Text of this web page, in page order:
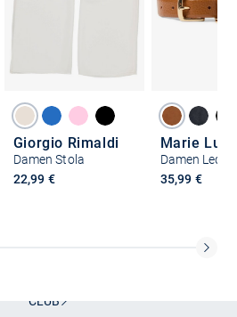
Giorgio Rimaldi
Damen Stola
22,99 €
Marie
Damen
35,99 €
CLUB